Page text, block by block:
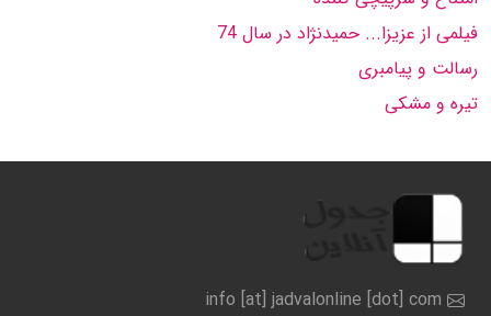
فیلمى از عزیزا... حمیدنژاد در سال 74
رسالت و پیامبرى
تیره و مشكى
info [at] jadvalonline [dot] com